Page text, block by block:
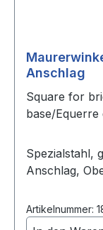
Anschlag
Square for
base/
Spezialstahl,
Anschlag,
Artikelnummer: